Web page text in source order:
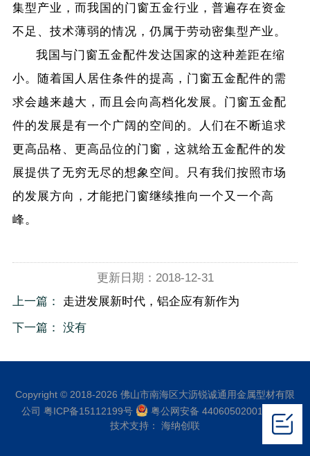
集型产业，而我国的门窗五金行业，普遍存在资金
不足、技术薄弱的情况，仍属于劳动密集型产业。
我国与门窗五金配件发达国家的这种差距在缩
小。随着国人居住条件的提高，门窗五金配件的需
求会越来越大，而且会向高档化发展。门窗五金配
件的发展是有一个广阔的空间的。人们在不断追求
更高品格、更高品位的门窗，这就给五金配件的发
展提供了无穷无尽的想象空间。只有我们按照市场
的发展方向，才能把门窗继续推向一个又一个高
峰。
更新日期：2018-12-31
上一篇： 走进发展新时代，铝企应有新作为
下一篇： 没有
Copyright © 2018-2026 佛山市南海区大沥锐诚通用金属型材有限
公司 粤ICP备15112199号
粤公网安备 44060502001504号
技术支持：
海纳创联